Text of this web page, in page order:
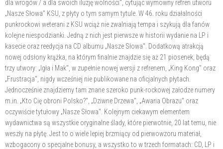
dla wrogów / a dla swoich iluzję wolności", cytując wymowny refren utworu
„Nasze Słowa" KSU, z płyty o tym samym tytule. W 46. roku działalności
punkrockowi weterani z KSU wciąż nie zwalniają tempa i szykują dla fanów
kolejne niespodzianki. Jedną z nich jest pierwsze w historii wydanie na LP i
kasecie oraz reedycja na CD albumu „Nasze Słowa". Dodatkową atrakcją
nowej odsłony krążka, na którym finalnie znajdzie się aż 21 piosenek, będą
trzy utwory: „Igła i Mak", w zupełnie nowej wersji z refrenem, „King Kong" oraz
„Frustracja", nigdy wcześniej nie publikowane na oficjalnych płytach.
Jednocześnie znajdziemy tam znane szeroko punk-rockowej załodze numery
m.in. „Kto Cię obroni Polsko?", „Dziwne Drzewa", „Awaria Obrazu" oraz
oczywiście tytułowy „Nasze Słowa". Kolejnym ciekawym elementem
wydawnictwa są wszystkie oryginalne ślady, które pierwotnie, 20 lat temu, nie
weszły na płytę. Jest to o wiele lepiej brzmiący od pierwowzoru materiał,
wzbogacony o specjalne bonusy, a wszystko to w trzech formatach: CD, LP i